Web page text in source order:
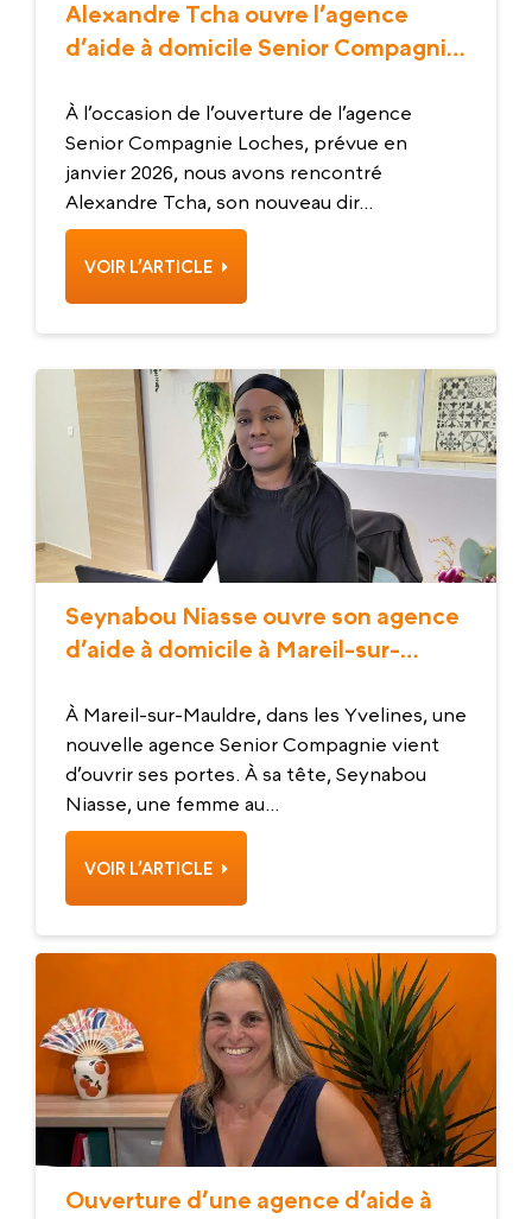
Alexandre Tcha ouvre l’agence
d’aide à domicile Senior Compagnie
À l’occasion de l’ouverture de l’agence
Senior Compagnie Loches, prévue en
janvier 2026, nous avons rencontré
Alexandre Tcha, son nouveau dir...
VOIR L’ARTICLE
Seynabou Niasse ouvre son agence
d’aide à domicile à Mareil-sur-
À Mareil-sur-Mauldre, dans les Yvelines, une
nouvelle agence Senior Compagnie vient
d’ouvrir ses portes. À sa tête, Seynabou
Niasse, une femme au...
VOIR L’ARTICLE
Ouverture d’une agence d’aide à